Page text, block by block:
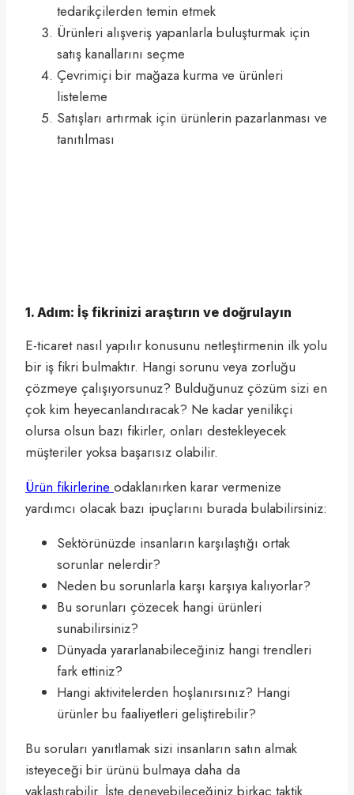
tedarikçilerden temin etmek
Ürünleri alışveriş yapanlarla buluşturmak için
satış kanallarını seçme
Çevrimiçi bir mağaza kurma ve ürünleri
listeleme
Satışları artırmak için ürünlerin pazarlanması ve
tanıtılması
1. Adım: İş fikrinizi araştırın ve doğrulayın
E-ticaret nasıl yapılır konusunu netleştirmenin ilk yolu
bir iş fikri bulmaktır. Hangi sorunu veya zorluğu
çözmeye çalışıyorsunuz? Bulduğunuz çözüm sizi en
çok kim heyecanlandıracak? Ne kadar yenilikçi
olursa olsun bazı fikirler, onları destekleyecek
müşteriler yoksa başarısız olabilir.
Ürün fikirlerine odaklanırken karar vermenize
yardımcı olacak bazı ipuçlarını burada bulabilirsiniz:
Sektörünüzde insanların karşılaştığı ortak
sorunlar nelerdir?
Neden bu sorunlarla karşı karşıya kalıyorlar?
Bu sorunları çözecek hangi ürünleri
sunabilirsiniz?
Dünyada yararlanabileceğiniz hangi trendleri
fark ettiniz?
Hangi aktivitelerden hoşlanırsınız? Hangi
ürünler bu faaliyetleri geliştirebilir?
Bu soruları yanıtlamak sizi insanların satın almak
isteyeceği bir ürünü bulmaya daha da
yaklaştırabilir. İşte deneyebileceğiniz birkaç taktik